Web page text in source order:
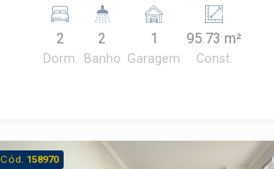
2
Dorm.
2
Banho
1
Garagem
95.73 m²
Const.
Cód. 158970